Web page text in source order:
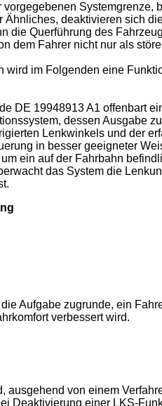
vorgegebenen Systemgrenze,
deaktivieren sich
die Querführung des
dem Fahrer nicht nur als
wird im Folgenden eine
DE 19948913 A1 offenbart
dessen Ausgabe
Lenkwinkels und der
in besser geeigneter
ein auf der Fahrbahn
das System die
Aufgabe zugrunde, ein
verbessert wird.
ausgehend von einem
Deaktivierung einer LKS-